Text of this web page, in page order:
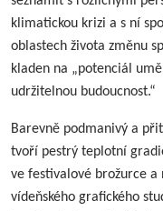
klimatickou krizi a s ní
oblastech života změnu
kladen na „potenciál
udržitelnou budoucnost.“
Barevně podmanivý a
tvoří pestrý teplotní
ve festivalové brožurce a
vídeňského grafického